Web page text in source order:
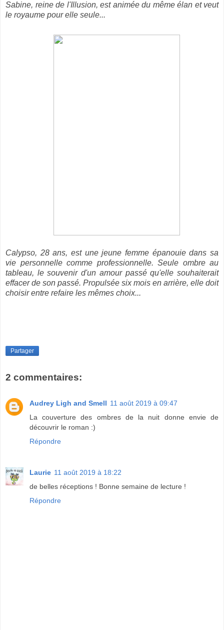
Sabine, reine de l'Illusion, est animée du même élan et veut
le royaume pour elle seule...
Calypso, 28 ans, est une jeune femme épanouie dans sa
vie personnelle comme professionnelle. Seule ombre au
tableau, le souvenir d'un amour passé qu'elle souhaiterait
effacer de son passé. Propulsée six mois en arrière, elle doit
choisir entre refaire les mêmes choix...
Partager
2 commentaires:
Audrey Ligh and Smell 11 août 2019 à 09:47
La couverture des ombres de la nuit donne envie de
découvrir le roman :)
Répondre
Laurie 11 août 2019 à 18:22
de belles réceptions ! Bonne semaine de lecture !
Répondre